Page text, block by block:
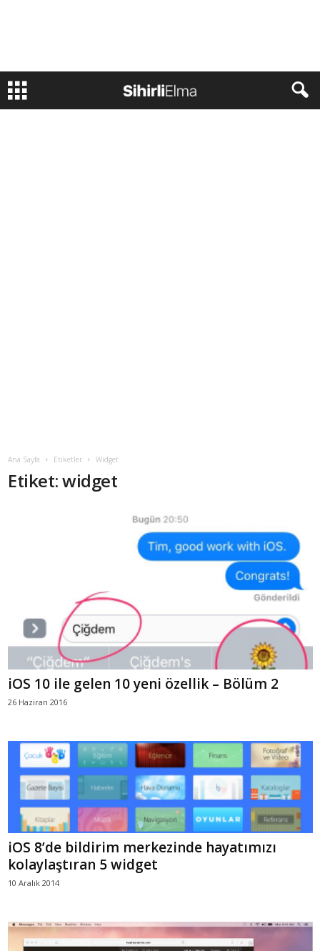
Ana Sayfa Etiketler Widget
Etiket: widget
iOS 10 ile gelen 10 yeni özellik – Bölüm 2
26 Haziran 2016
iOS 8’de bildirim merkezinde hayatımızı
kolaylaştıran 5 widget
10 Aralık 2014